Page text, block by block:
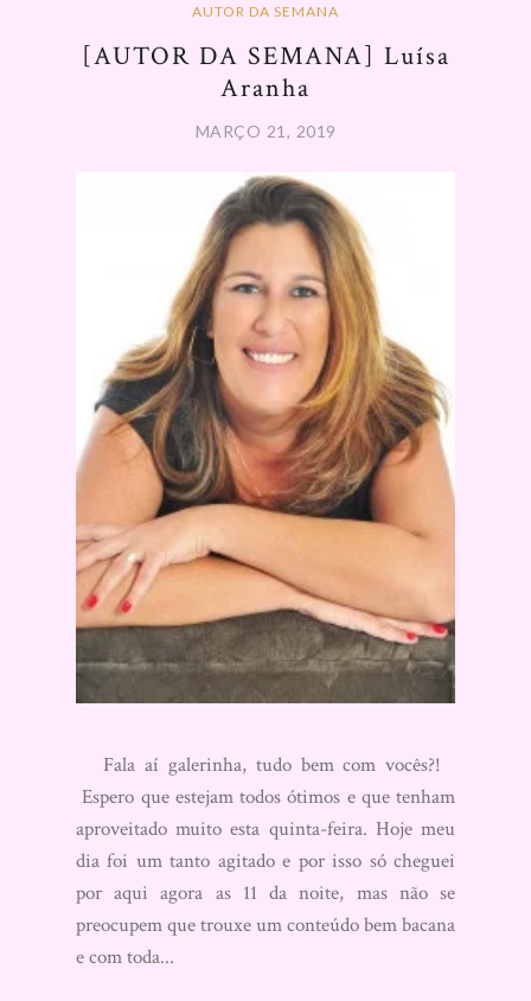
AUTOR DA SEMANA
[AUTOR DA SEMANA] Luísa
Aranha
MARÇO 21, 2019
Fala aí galerinha, tudo bem com vocês?!
Espero que estejam todos ótimos e que tenham
aproveitado muito esta quinta-feira. Hoje meu
dia foi um tanto agitado e por isso só cheguei
por aqui agora as 11 da noite, mas não se
preocupem que trouxe um conteúdo bem bacana
e com toda...